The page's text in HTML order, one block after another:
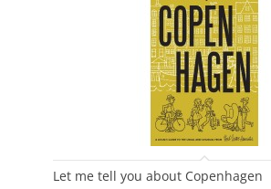
Let me tell you about Copenhagen